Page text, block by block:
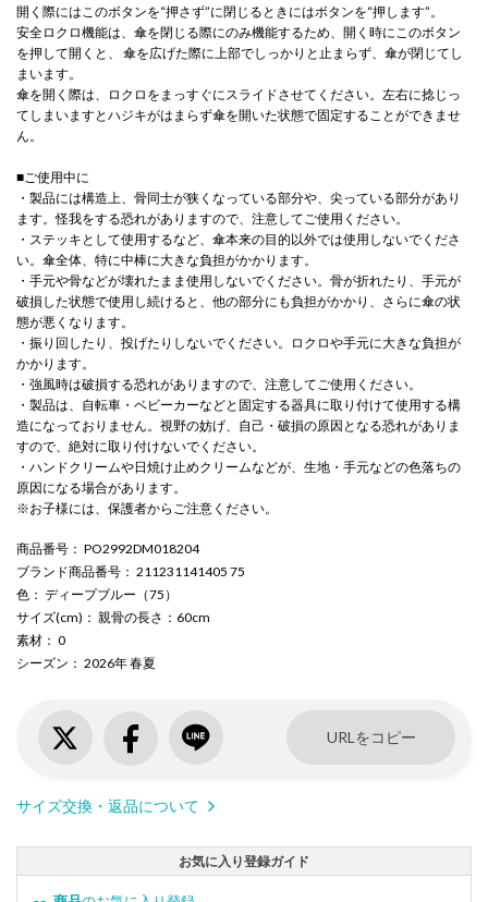
開く際にはこのボタンを“押さず”に閉じるときにはボタンを“押します”。
安全ロクロ機能は、傘を閉じる際にのみ機能するため、開く時にこのボタン
を押して開くと、 傘を広げた際に上部でしっかりと止まらず、傘が閉じてし
まいます。
傘を開く際は、ロクロをまっすぐにスライドさせてください。左右に捻じっ
てしまいますとハジキがはまらず傘を開いた状態で固定することができませ
ん。
■ご使用中に
・製品には構造上、骨同士が狭くなっている部分や、尖っている部分があり
ます。怪我をする恐れがありますので、注意してご使用ください。
・ステッキとして使用するなど、傘本来の目的以外では使用しないでくださ
い。傘全体、特に中棒に大きな負担がかかります。
・手元や骨などが壊れたまま使用しないでください。骨が折れたり、手元が
破損した状態で使用し続けると、他の部分にも負担がかかり、さらに傘の状
態が悪くなります。
・振り回したり、投げたりしないでください。ロクロや手元に大きな負担が
かかります。
・強風時は破損する恐れがありますので、注意してご使用ください。
・製品は、自転車・ベビーカーなどと固定する器具に取り付けて使用する構
造になっておりません。視野の妨げ、自己・破損の原因となる恐れがありま
すので、絶対に取り付けないでください。
・ハンドクリームや日焼け止めクリームなどが、生地・手元などの色落ちの
原因になる場合があります。
※お子様には、保護者からご注意ください。
商品番号 ： PO2992DM018204
ブランド商品番号 ： 211231141405 75
色 ： ディープブルー（75）
サイズ(cm) ： 親骨の長さ：60cm
素材 ： 0
シーズン ： 2026年 春夏
URLをコピー
サイズ交換・返品について
お気に入り登録ガイド